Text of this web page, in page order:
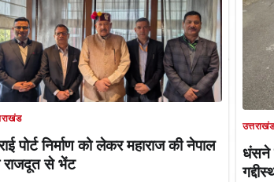
पोर्ट निर्माण को लेकर महाराज की नेपाल
से भेंट
धंसने